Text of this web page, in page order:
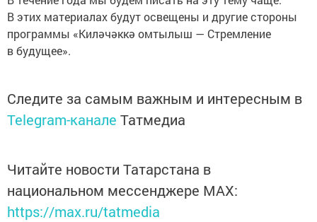
В этих материалах будут освещены и другие стороны
программы «Киләчәккә омтылыш — Стремление
в будущее».
Следите за самым важным и интересным в
Telegram-канале Татмедиа
Читайте новости Татарстана в
национальном мессенджере MАХ:
https://max.ru/tatmedia